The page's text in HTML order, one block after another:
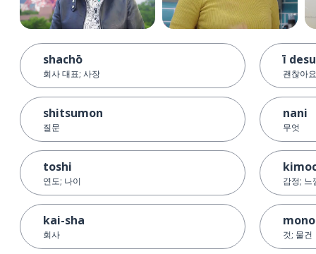
shachō
회사 대표; 사장
shitsumon
질문
toshi
연도; 나이
kai-sha
회사
ī desu
괜찮아요
nani
무엇
감정; 느
mono
것; 물건